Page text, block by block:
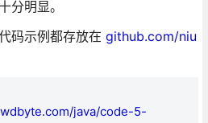
分明显。
码示例都存放在 github.com/niu
java/code-5-